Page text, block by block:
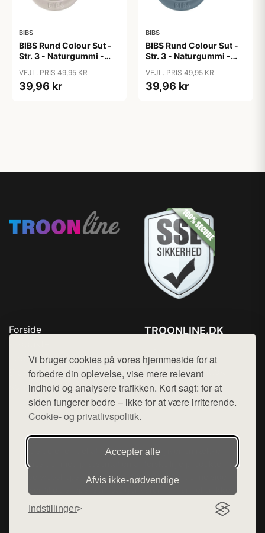
Vi bruger cookies på vores hjemmeside for at
forbedre din oplevelse, vise mere relevant
indhold og analysere trafikken. Kort sagt: for at
siden fungerer bedre – ikke for at være irriterende.
Cookie- og privatlivspolitik.
Accepter alle
Afvis ikke‑nødvendige
Indstillinger
BIBS
BIBS Rund Colour Sut -
Str. 3 - Naturgummi -
Mushroom
VEJL. PRIS 49,95 KR
39,96 kr
BIBS
BIBS Rund Colour Sut -
Str. 3 - Naturgummi -
Petrol
VEJL. PRIS 49,95 KR
39,96 kr
Forside
Top Rabatter
Blog
Kontakt
TROONLINE.DK
Mail: hej@want.dk
Cookie- og privatlivspolitik
Denne side er en del af want.dk, der udgiver en række
hjemmesider med præsentation af forskellige produkter fra
diverse webshops. Der sælges ikke varer fra denne side - vi
henviser til de shops, som sælger varen. Vi har heller ikke
varerne på lager.